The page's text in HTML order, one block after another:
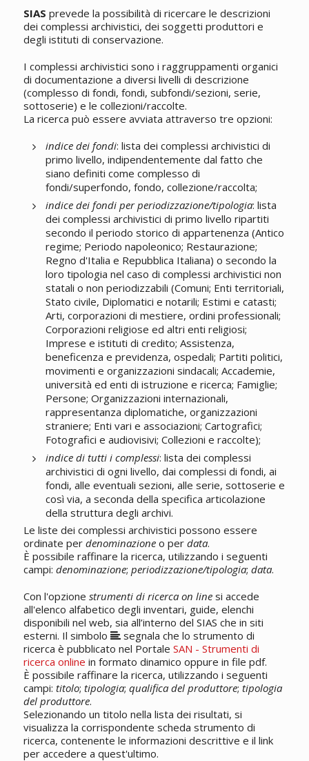
SIAS prevede la possibilità di ricercare le descrizioni
dei complessi archivistici, dei soggetti produttori e
degli istituti di conservazione.
I complessi archivistici sono i raggruppamenti organici
di documentazione a diversi livelli di descrizione
(complesso di fondi, fondi, subfondi/sezioni, serie,
sottoserie) e le collezioni/raccolte.
La ricerca può essere avviata attraverso tre opzioni:
indice dei fondi: lista dei complessi archivistici di
primo livello, indipendentemente dal fatto che
siano definiti come complesso di
fondi/superfondo, fondo, collezione/raccolta;
indice dei fondi per periodizzazione/tipologia: lista
dei complessi archivistici di primo livello ripartiti
secondo il periodo storico di appartenenza (Antico
regime; Periodo napoleonico; Restaurazione;
Regno d'Italia e Repubblica Italiana) o secondo la
loro tipologia nel caso di complessi archivistici non
statali o non periodizzabili (Comuni; Enti territoriali,
Stato civile, Diplomatici e notarili; Estimi e catasti;
Arti, corporazioni di mestiere, ordini professionali;
Corporazioni religiose ed altri enti religiosi;
Imprese e istituti di credito; Assistenza,
beneficenza e previdenza, ospedali; Partiti politici,
movimenti e organizzazioni sindacali; Accademie,
università ed enti di istruzione e ricerca; Famiglie;
Persone; Organizzazioni internazionali,
rappresentanza diplomatiche, organizzazioni
straniere; Enti vari e associazioni; Cartografici;
Fotografici e audiovisivi; Collezioni e raccolte);
indice di tutti i complessi: lista dei complessi
archivistici di ogni livello, dai complessi di fondi, ai
fondi, alle eventuali sezioni, alle serie, sottoserie e
così via, a seconda della specifica articolazione
della struttura degli archivi.
Le liste dei complessi archivistici possono essere
ordinate per denominazioneo per data.
È possibile raffinare la ricerca, utilizzando i seguenti
campi: denominazione; periodizzazione/tipologia; data.
Con l'opzione strumenti di ricerca on linesi accede
all'elenco alfabetico degli inventari, guide, elenchi
disponibili nel web, sia all’interno del SIAS che in siti
esterni. Il simbolo
segnala che lo strumento di
ricerca è pubblicato nel Portale SAN - Strumenti di
ricerca online in formato dinamico oppure in file pdf.
È possibile raffinare la ricerca, utilizzando i seguenti
campi: titolo; tipologia; qualifica del produttore; tipologia
del produttore.
Selezionando un titolo nella lista dei risultati, si
visualizza la corrispondente scheda strumento di
ricerca, contenente le informazioni descrittive e il link
per accedere a quest'ultimo.